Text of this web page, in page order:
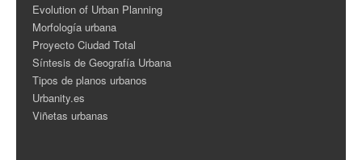
Evolution of Urban Planning
Morfología urbana
Proyecto Ciudad Total
Síntesis de Geografía Urbana
Tipos de planos urbanos
Urbanity.es
Viñetas urbanas